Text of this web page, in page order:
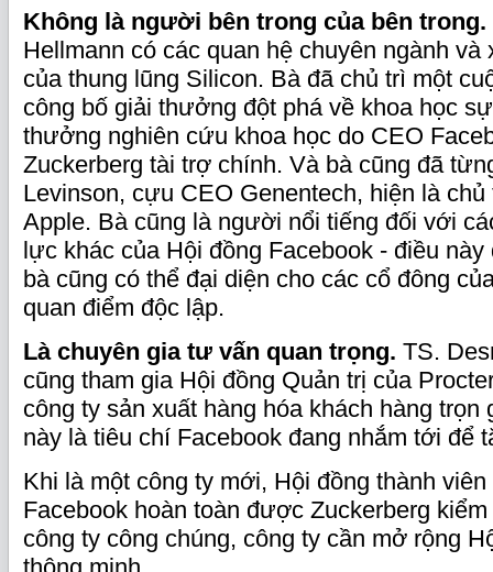
Không là người bên trong của bên trong.
Hellmann có các quan hệ chuyên ngành
của thung lũng Silicon. Bà đã chủ trì một
công bố giải thưởng đột phá về khoa học
thưởng nghiên cứu khoa học do CEO
Zuckerberg tài trợ chính. Và bà cũng đã
Levinson, cựu CEO Genentech, hiện là
Apple. Bà cũng là người nổi tiếng đối với
lực khác của Hội đồng Facebook - điều
bà cũng có thể đại diện cho các cổ đông
quan điểm độc lập.
Là chuyên gia tư vấn quan trọng. TS.
cũng tham gia Hội đồng Quản trị của
công ty sản xuất hàng hóa khách hàng trọn
này là tiêu chí Facebook đang nhắm tới để
Khi là một công ty mới, Hội đồng thành
Facebook hoàn toàn được Zuckerberg
công ty công chúng, công ty cần mở rộng